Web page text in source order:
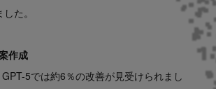
た。
作成
5では約6％の改善が見受けられまし